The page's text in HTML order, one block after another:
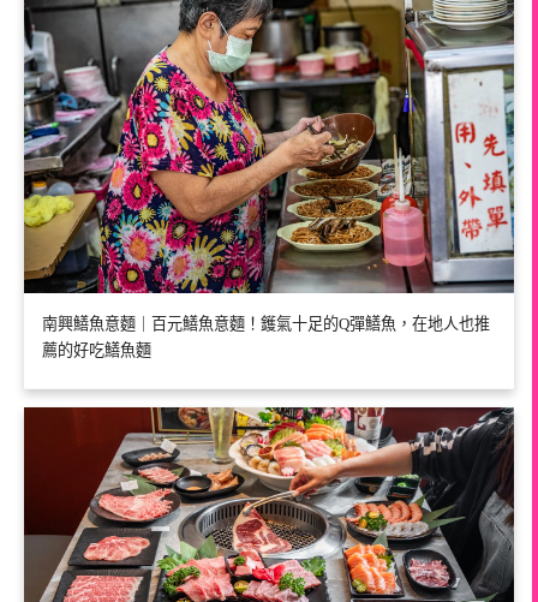
南興鱔魚意麵｜百元鱔魚意麵！鑊氣十足的Q彈鱔魚，在地人也推
薦的好吃鱔魚麵